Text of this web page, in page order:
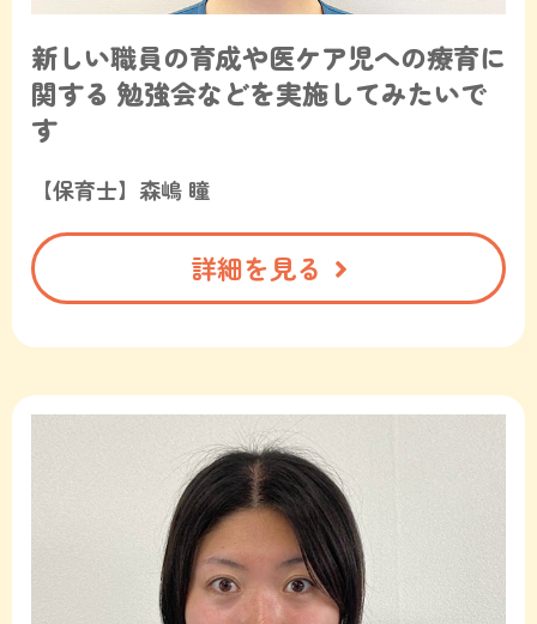
新しい職員の育成や医ケア児への療育に
関する 勉強会などを実施してみたいで
す
【保育士】森嶋 瞳
詳細を見る